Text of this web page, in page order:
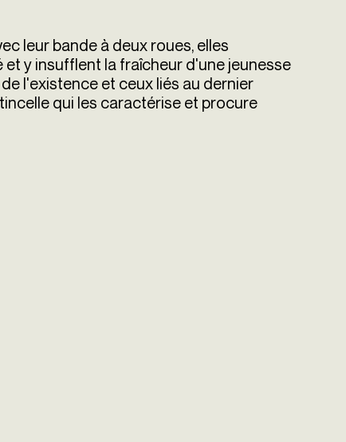
leur bande à deux roues, elles
et y insufflent la fraîcheur d'une jeunesse
l'existence et ceux liés au dernier
qui les caractérise et procure